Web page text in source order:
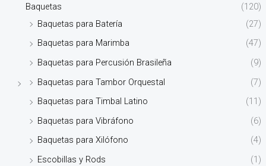
Baquetas
(120)
Baquetas para Batería
(27)
Baquetas para Marimba
(47)
Baquetas para Percusión Brasileña
(9)
Baquetas para Tambor Orquestal
(7)
Baquetas para Timbal Latino
(11)
Baquetas para Vibráfono
(6)
Baquetas para Xilófono
(4)
Escobillas y Rods
(1)